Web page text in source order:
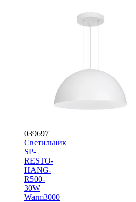
039697
Светильник
SP-
RESTO-
HANG-
R500-
30W
Warm3000